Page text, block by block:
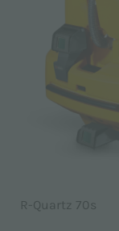
R-Quartz 70s